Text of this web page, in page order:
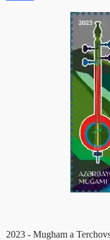
2023 - Mugham a